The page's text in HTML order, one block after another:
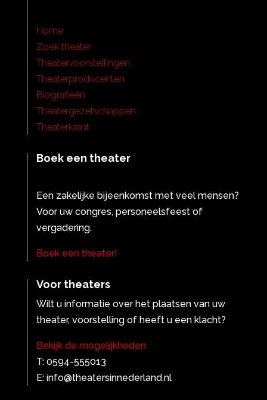
Home
Zoek theater
Theatervoorstellingen
Theaterproducenten
Biografieën
Theatergezelschappen
Theaterkrant
Boek een theater
Een zakelijke bijeenkomst met veel mensen?
Voor uw congres, personeelsfeest of
vergadering.
Boek een theater!
Voor theaters
Wilt u informatie over het plaatsen van uw
theater, voorstelling of heeft u een klacht?
Bekijk de mogelijkheden
T: 0594-555013
E: info@theatersinnederland.nl